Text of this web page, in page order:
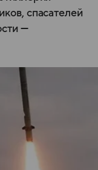
спасателей
—